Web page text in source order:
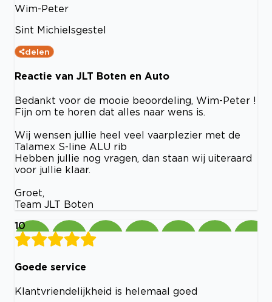
Wim-Peter
Sint Michielsgestel
delen
Reactie van JLT Boten en Auto
Bedankt voor de mooie beoordeling, Wim-Peter !
Fijn om te horen dat alles naar wens is.
Wij wensen jullie heel veel vaarplezier met de
Talamex S-line ALU rib
Hebben jullie nog vragen, dan staan wij uiteraard
voor jullie klaar.
Groet,
Team JLT Boten
10
Goede service
Klantvriendelijkheid is helemaal goed